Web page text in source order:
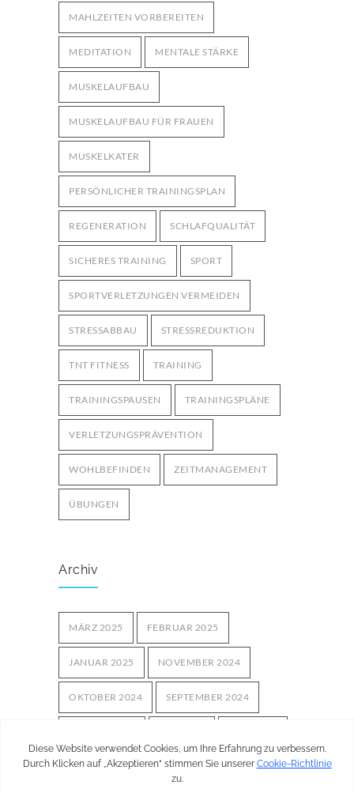
MAHLZEITEN VORBEREITEN
MEDITATION MENTALE STÄRKE
MUSKELAUFBAU
MUSKELAUFBAU FÜR FRAUEN
MUSKELKATER
PERSÖNLICHER TRAININGSPLAN
REGENERATION SCHLAFQUALITÄT
SICHERES TRAINING SPORT
SPORTVERLETZUNGEN VERMEIDEN
STRESSABBAU STRESSREDUKTION
TNT FITNESS TRAINING
TRAININGSPAUSEN TRAININGSPLÄNE
VERLETZUNGSPRÄVENTION
WOHLBEFINDEN ZEITMANAGEMENT
ÜBUNGEN
Archiv
MÄRZ 2025 FEBRUAR 2025
JANUAR 2025 NOVEMBER 2024
OKTOBER 2024 SEPTEMBER 2024
MAI 2024